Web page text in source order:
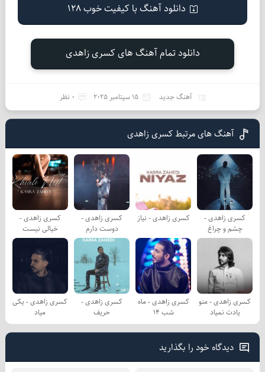
دانلود آهنگ با کیفیت خوب 128
دانلود تمام آهنگ های کسری زاهدی
آهنگ جدید 15 سپتامبر 2025 0 نظر
آهنگ های مرتبط کسری زاهدی
کسری زاهدی -
چشم و چراغ
کسری زاهدی - نیاز
کسری زاهدی -
دوست دارم
کسری زاهدی -
خیالی نیست
کسری زاهدی - منو
یادت نمیاد
کسری زاهدی - ماه
شب 14
کسری زاهدی -
حریف
کسری زاهدی - یکی
میاد
دیدگاه خود را بگذارید